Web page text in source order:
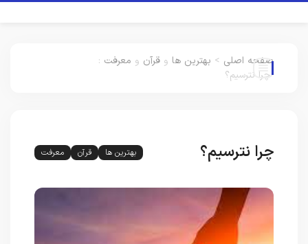
صفحه اصلی > بهترین ها و قرآن و معرفت :
چرا نترسیم؟
چرا نترسیم؟ بهترین ها قرآن معرفت